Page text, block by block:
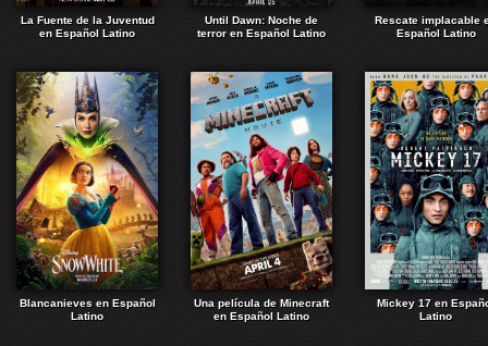
La Fuente de la Juventud
en Español Latino
Until Dawn: Noche de
terror en Español Latino
Rescate implacable
Español Latino
Blancanieves en Español
Latino
Una película de Minecraft
en Español Latino
Mickey 17 en
Latino